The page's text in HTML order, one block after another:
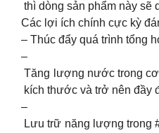
thì dòng sản phẩm này sẽ
Các lợi ích chính cực kỳ
– Thúc đẩy quá trình tổng
–
Tăng lượng nước trong
kích thước và trở nên đầy
–
Lưu trữ năng lượng trong